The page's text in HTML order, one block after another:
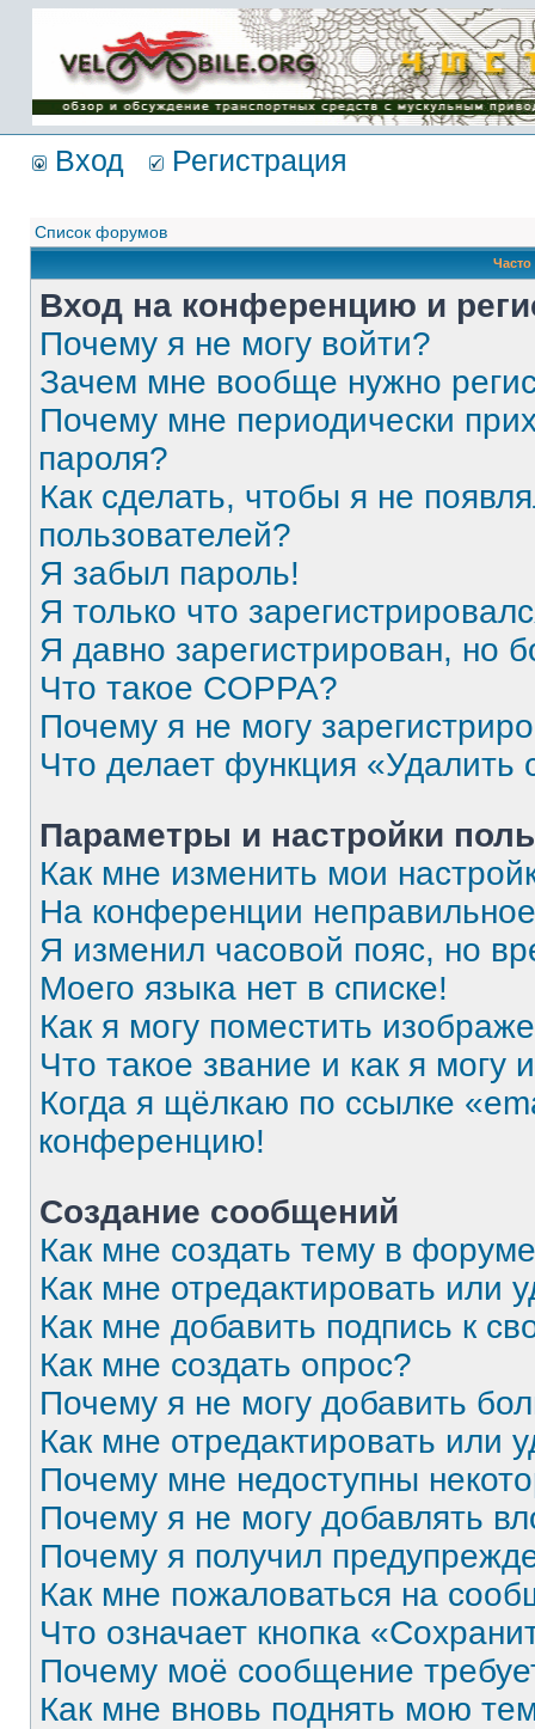
Имя пользователя:
Пароль:
{ LOG_ME_IN_SHORT
}
Вход Регистрация
Список форумов
Вход на конференцию и
Почему я не могу войти?
Зачем мне вообще нужно
Почему мне периодически
пароля?
Как сделать, чтобы я не
пользователей?
Я забыл пароль!
Я только что
Я давно зарегистрирован, но
Что такое COPPA?
Почему я не могу
Что делает функция
Параметры и настройки
Как мне изменить мои
На конференции
Я изменил часовой пояс, но
Моего языка нет в списке!
Как я могу поместить
Что такое звание и как я могу
Когда я щёлкаю по ссылке
конференцию!
Создание сообщений
Как мне создать тему в
Как мне отредактировать или
Как мне добавить подпись к
Как мне создать опрос?
Почему я не могу добавить
Как мне отредактировать или
Почему мне недоступны
Почему я не могу добавлять
Почему я получил
Как мне пожаловаться на
Что означает кнопка
Почему моё сообщение
Как мне вновь поднять мою